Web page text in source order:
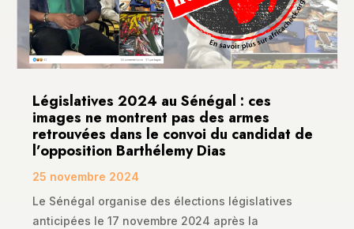
Législatives 2024 au Sénégal : ces
images ne montrent pas des armes
retrouvées dans le convoi du candidat de
l’opposition Barthélemy Dias
25 novembre 2024
Le Sénégal organise des élections législatives
anticipées le 17 novembre 2024 après la